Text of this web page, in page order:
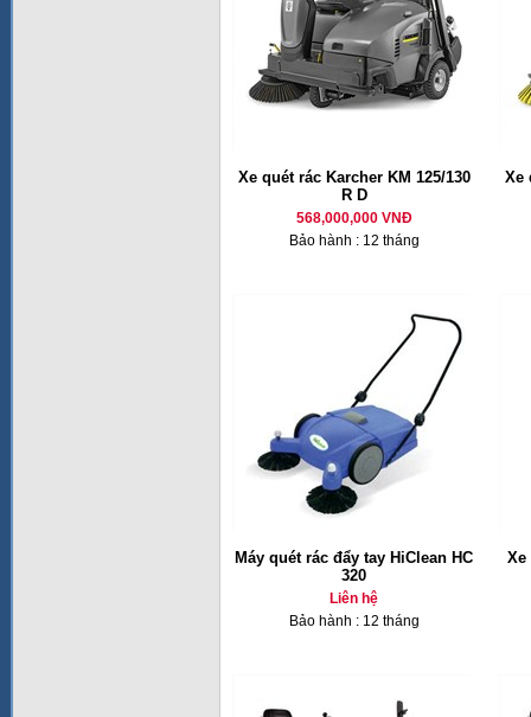
Xe quét rác Karcher KM 125/130
R D
568,000,000 VNĐ
Bảo hành : 12 tháng
Xe
Máy quét rác đẩy tay HiClean HC
320
Liên hệ
Bảo hành : 12 tháng
Xe